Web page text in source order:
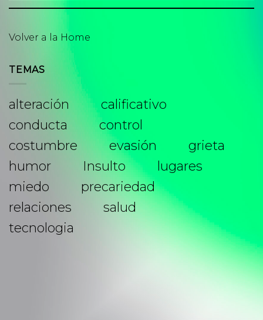
Volver a la Home
TEMAS
alteración
calificativo
conducta
control
costumbre
evasión
grieta
humor
Insulto
lugares
miedo
precariedad
relaciones
salud
tecnologia